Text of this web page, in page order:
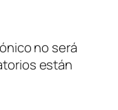
no será
están